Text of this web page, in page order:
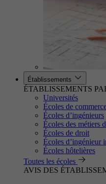
Établissements
ÉTABLISSEMENTS
Universités
Écoles de
Écoles d’ingénieurs
Écoles des métiers
Écoles de droit
Écoles d’ingénieur
Écoles hôtelières
Toutes les écoles
AVIS DES